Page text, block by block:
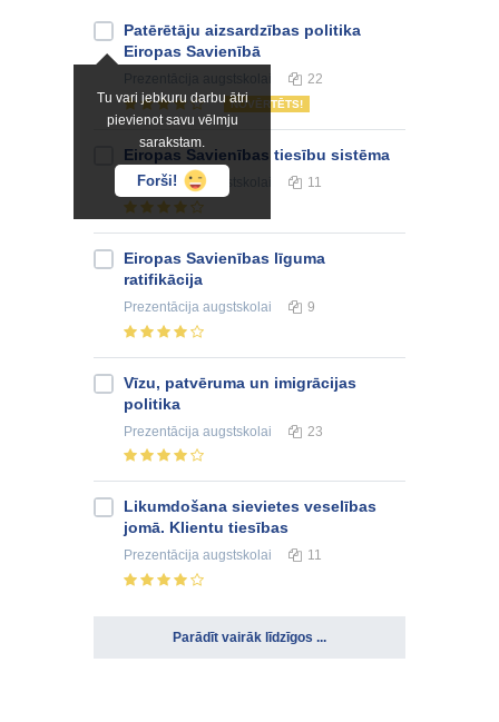
Tu vari jebkuru darbu ātri
pievienot savu vēlmju
sarakstam.
Forši!
Patērētāju aizsardzības politika
Eiropas Savienībā
22
NOVĒRTĒTS!
Eiropas Savienības tiesību sistēma
Prezentācijaaugstskolai 11
Eiropas Savienības līguma
ratifikācija
Prezentācija augstskolai 9
Vīzu, patvēruma un imigrācijas
politika
Prezentācija augstskolai 23
Likumdošana sievietes veselības
jomā. Klientu tiesības
Prezentācija augstskolai 11
Parādīt vairāk līdzīgos ...